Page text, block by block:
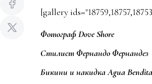
[gallery
Фотограф Dove Shore
Стилист Фернандо Фернандез
Бикини и накидка Agua